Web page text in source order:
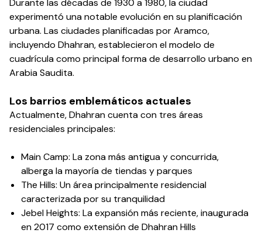
Durante las décadas de 1930 a 1980, la ciudad
experimentó una notable evolución en su planificación
urbana. Las ciudades planificadas por Aramco,
incluyendo Dhahran, establecieron el modelo de
cuadrícula como principal forma de desarrollo urbano en
Arabia Saudita.
Los barrios emblemáticos actuales
Actualmente, Dhahran cuenta con tres áreas
residenciales principales:
Main Camp: La zona más antigua y concurrida,
alberga la mayoría de tiendas y parques
The Hills: Un área principalmente residencial
caracterizada por su tranquilidad
Jebel Heights: La expansión más reciente, inaugurada
en 2017 como extensión de Dhahran Hills